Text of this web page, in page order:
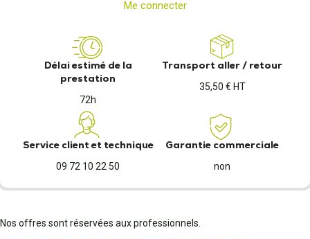
Me connecter
Délai estimé de la
prestation
72h
Transport aller / retour
35,50 € HT
Service client et technique
09 72 10 22 50
Garantie commerciale
non
Nos offres sont réservées aux professionnels.